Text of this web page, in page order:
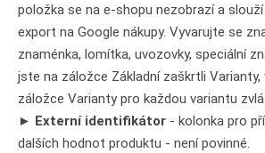
položka se na e-shopu nezobrazí a
export na Google nákupy. Vyvarujte se
znaménka, lomítka, uvozovky, speciální
jste na záložce Základní zaškrtli Varianty,
záložce Varianty pro každou variantu
► Externí identifikátor - kolonka pro
dalších hodnot produktu - není povinné.